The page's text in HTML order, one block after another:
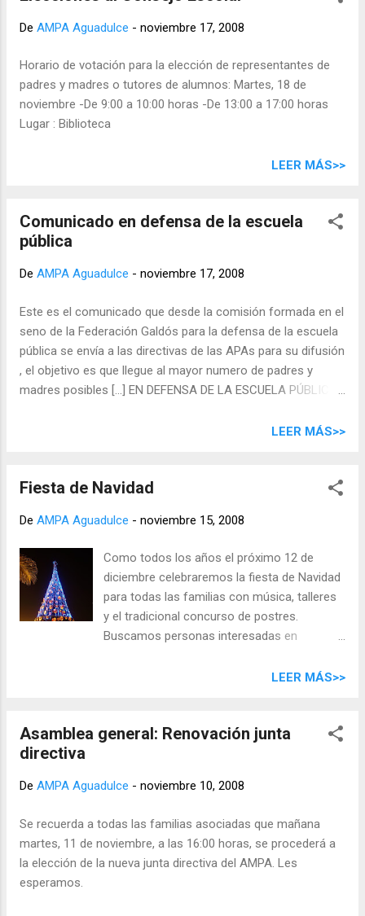
sedes mencionadas anteriormente...
el máximo de ruido en el ciberespacio.[...]
De AMPA Aguadulce - noviembre 17, 2008
Horario de votación para la elección de representantes de
padres y madres o tutores de alumnos: Martes, 18 de
noviembre -De 9:00 a 10:00 horas -De 13:00 a 17:00 horas
Lugar : Biblioteca
LEER MÁS>>
Comunicado en defensa de la escuela
pública
De AMPA Aguadulce - noviembre 17, 2008
Este es el comunicado que desde la comisión formada en el
seno de la Federación Galdós para la defensa de la escuela
pública se envía a las directivas de las APAs para su difusión
, el objetivo es que llegue al mayor numero de padres y
madres posibles [...] EN DEFENSA DE LA ESCUELA PÚBLICA
general que manifiestan las APAS y el sentir de los padres y
comienzo desastroso de curso. Independientemente de
serie de mejoras que no se cumplen y otras llegan
lentamente. Hay que hacer autocrítica y reconocer que hay
algo que corregir. Somos conscientes de que hay cosas que
no funcionan, pero seguimos pasándonos la pelota unos a
otros y no asumiendo cada cual su parte. Les detallamos
una serie de propuestas y reflexiones por las cuales,
tenemos prevista una concentración de la ...
LEER MÁS>>
Fiesta de Navidad
De AMPA Aguadulce - noviembre 15, 2008
Como todos los años el próximo 12 de
diciembre celebraremos la fiesta de Navidad
para todas las familias con música, talleres
y el tradicional concurso de postres.
Buscamos personas interesadas en
organización, o mediante la realización de
reunión previa el martes, 2 de diciembre, a
LEER MÁS>>
Asamblea general: Renovación junta
directiva
De AMPA Aguadulce - noviembre 10, 2008
Se recuerda a todas las familias asociadas que mañana
martes, 11 de noviembre, a las 16:00 horas, se procederá a
la elección de la nueva junta directiva del AMPA. Les
esperamos.